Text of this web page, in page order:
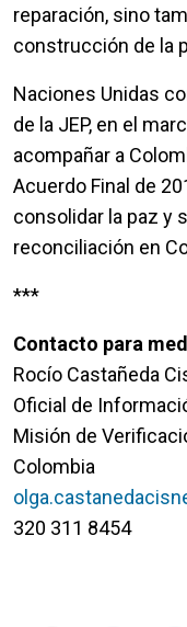
reparación, sino
construcción de la
Naciones Unidas
de la JEP, en el
acompañar a
Acuerdo Final de
consolidar la paz y
reconciliación en
***
Contacto para
Rocío Castañeda
Oficial de
Misión de
Colombia
320 311 8454